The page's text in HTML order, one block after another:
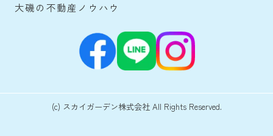
大磯の不動産ノウハウ
(c) スカイガーデン株式会社 All Rights Reserved.